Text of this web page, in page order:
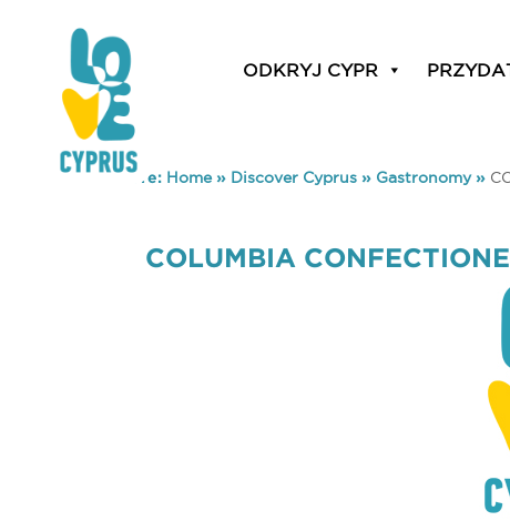
ODKRYJ CYPR
You are here: Home» Discover Cyprus » Gastronomy»
COLUMBIA